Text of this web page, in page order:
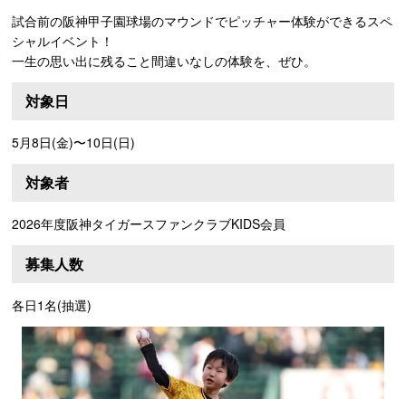
試合前の阪神甲子園球場のマウンドでピッチャー体験ができるスペ
シャルイベント！
一生の思い出に残ること間違いなしの体験を、ぜひ。
対象日
5月8日(金)〜10日(日)
対象者
2026年度阪神タイガースファンクラブKIDS会員
募集人数
各日1名(抽選)